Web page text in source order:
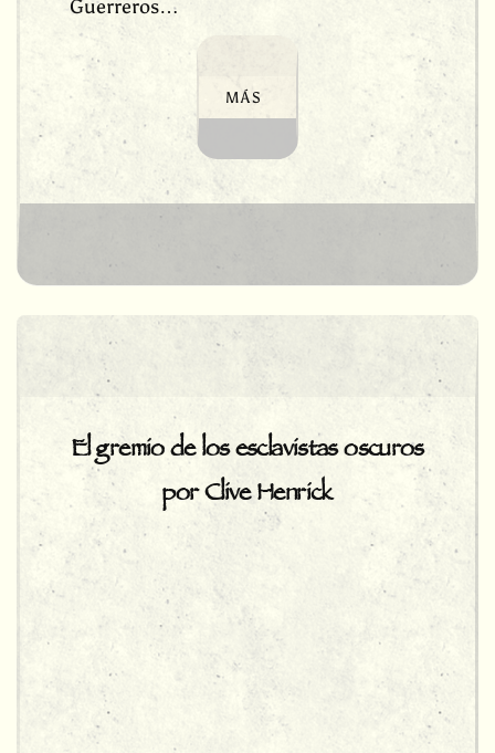
Guerreros…
MÁS
El gremio de los esclavistas oscuros
por Clive Henrick